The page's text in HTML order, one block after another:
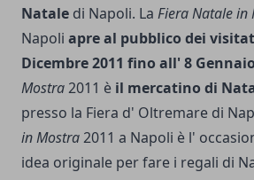
Natale di Napoli. La Fiera Natale in
Napoli apre al pubblico dei
Dicembre 2011 fino all' 8
Mostra2011 è il mercatino di
presso la Fiera d' Oltremare di
in Mostra2011 a Napoli è l'
idea originale per fare i regali di